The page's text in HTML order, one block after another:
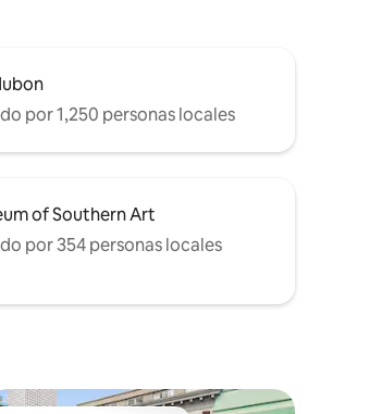
por 1,250 personas locales
of Southern Art
por 354 personas locales